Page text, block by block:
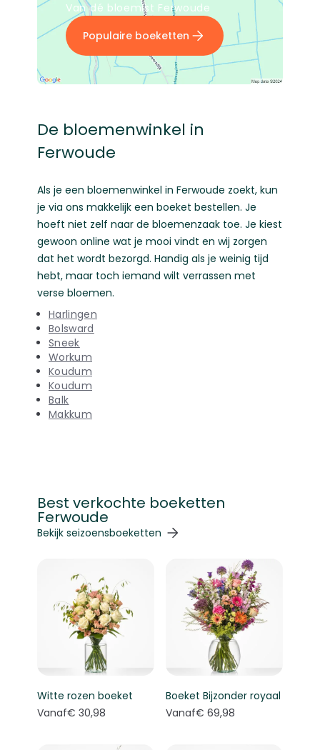
Van dé bloemist Ferwoude
Populaire boeketten
De bloemenwinkel in
Ferwoude
Als je een bloemenwinkel in Ferwoude zoekt, kun
je via ons makkelijk een boeket bestellen. Je
hoeft niet zelf naar de bloemenzaak toe. Je kiest
gewoon online wat je mooi vindt en wij zorgen
dat het wordt bezorgd. Handig als je weinig tijd
hebt, maar toch iemand wilt verrassen met
verse bloemen.
Harlingen
Bolsward
Sneek
Workum
Koudum
Koudum
Balk
Makkum
Best verkochte boeketten
Ferwoude
Navigeren door de elementen van de carrousel is
Druk om carrousel over te slaan
Bekijk seizoensboeketten
Witte rozen boeket
Vanaf€ 30,98
Boeket Bijzonder royaal
Vanaf€ 69,98